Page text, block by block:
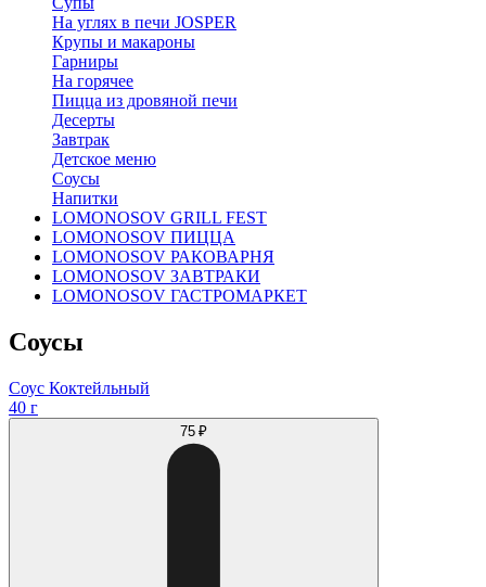
На углях в печи JOSPER
Крупы и макароны
Гарниры
На горячее
Пицца из дровяной печи
Десерты
Завтрак
Детское меню
Соусы
Напитки
LOMONOSOV GRILL FEST
LOMONOSOV ПИЦЦА
LOMONOSOV РАКОВАРНЯ
LOMONOSOV ЗАВТРАКИ
LOMONOSOV ГАСТРОМАРКЕТ
Соусы
Соус Коктейльный
40 г
75 ₽